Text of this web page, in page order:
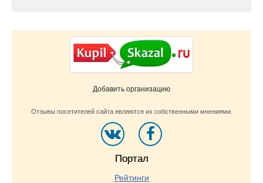
Добавить организацию
Отзывы посетителей сайта являются их собственными мнениями.
Портал
Рейтинги